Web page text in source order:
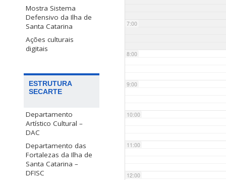
Mostra Sistema
Defensivo da Ilha de
Santa Catarina
Ações culturais
digitais
ESTRUTURA
SECARTE
Departamento
Artístico Cultural –
DAC
Departamento das
Fortalezas da Ilha de
Santa Catarina –
DFISC
7:00
8:00
9:00
10:00
11:00
12:00